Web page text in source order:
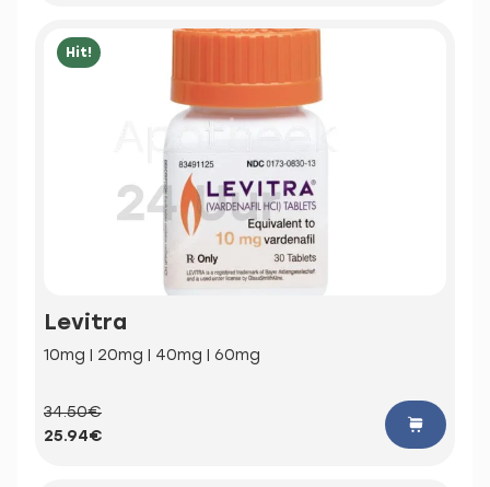
Hit!
Levitra
10mg | 20mg | 40mg | 60mg
34.50€
25.94€